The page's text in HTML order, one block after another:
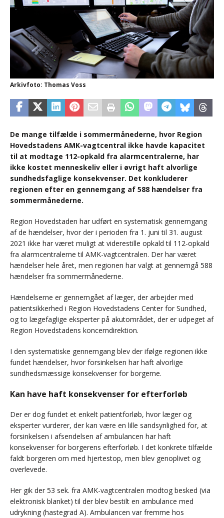
Arkivfoto: Thomas Voss
De mange tilfælde i sommermånederne, hvor Region
Hovedstadens AMK-vagtcentral ikke havde kapacitet
til at modtage 112-opkald fra alarmcentralerne, har
ikke kostet menneskeliv eller i øvrigt haft alvorlige
sundhedsfaglige konsekvenser. Det konkluderer
regionen efter en gennemgang af 588 hændelser fra
sommermånederne.
Region Hovedstaden har udført en systematisk gennemgang
af de hændelser, hvor der i perioden fra 1. juni til 31. august
2021 ikke har været muligt at viderestille opkald til 112-opkald
fra alarmcentralerne til AMK-vagtcentralen. Der har været
hændelser hele året, men regionen har valgt at gennemgå 588
hændelser fra sommermånederne.
Hændelserne er gennemgået af læger, der arbejder med
patientsikkerhed i Region Hovedstadens Center for Sundhed,
og to lægefaglige eksperter på akutområdet, der er udpeget af
Region Hovedstadens koncerndirektion.
I den systematiske gennemgang blev der ifølge regionen ikke
fundet hændelser, hvor forsinkelsen har haft alvorlige
sundhedsmæssige konsekvenser for borgerne.
Kan have haft konsekvenser for efterforløb
Der er dog fundet et enkelt patientforløb, hvor læger og
eksperter vurderer, der kan være en lille sandsynlighed for, at
forsinkelsen i afsendelsen af ambulancen har haft
konsekvenser for borgerens efterforløb. I det konkrete tilfælde
faldt borgeren om med hjertestop, men blev genoplivet og
overlevede.
Her gik der 53 sek. fra AMK-vagtcentralen modtog besked (via
elektronisk blanket) til der blev bestilt en ambulance med
udrykning (hastegrad A). Ambulancen var fremme hos